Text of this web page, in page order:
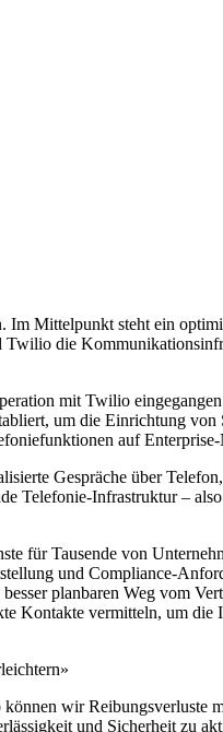
Im Mittelpunkt steht ein
die
mit Twilio
um die Einrichtung von
auf
Gespräche über
Telefonie-Infrastruktur –
für Tausende von
und Compliance-
planbaren Weg vom
Kontakte vermitteln, um
wir Reibungsverluste
und Sicherheit zu